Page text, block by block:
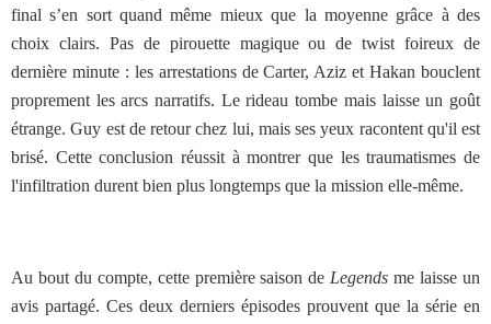
final s’en sort quand même mieux que la moyenne grâce à des
choix clairs. Pas de pirouette magique ou de twist foireux de
dernière minute : les arrestations de Carter, Aziz et Hakan bouclent
proprement les arcs narratifs. Le rideau tombe mais laisse un goût
étrange. Guy est de retour chez lui, mais ses yeux racontent qu'il est
brisé. Cette conclusion réussit à montrer que les traumatismes de
l'infiltration durent bien plus longtemps que la mission elle-même.
Au bout du compte, cette première saison de Legends me laisse un
avis partagé. Ces deux derniers épisodes prouvent que la série en